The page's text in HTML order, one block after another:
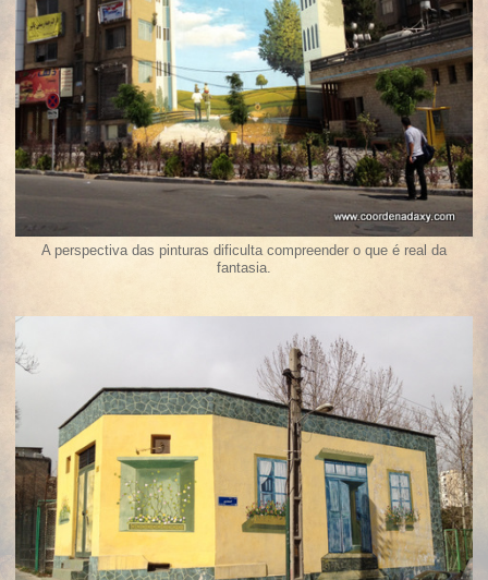
A perspectiva das pinturas dificulta compreender o que é real da
fantasia.